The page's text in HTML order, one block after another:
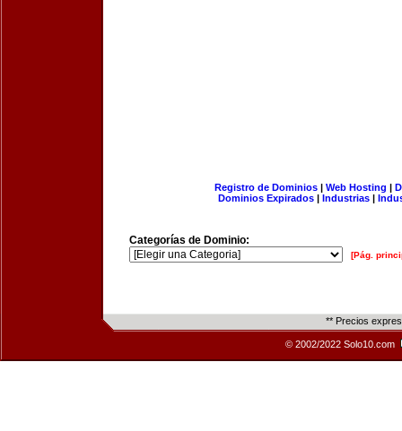
Registro de Dominios| Web Hosting |
Dominios Expirados | Industrias |
Categorías de Dominio:
[Pág.
** Precios
© 2002/2022 Solo10.com